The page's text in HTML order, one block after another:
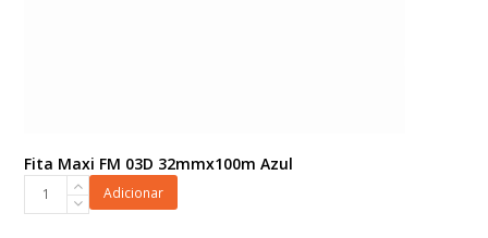
Fita Maxi FM 03D 32mmx100m Azul
Fita
Adicionar